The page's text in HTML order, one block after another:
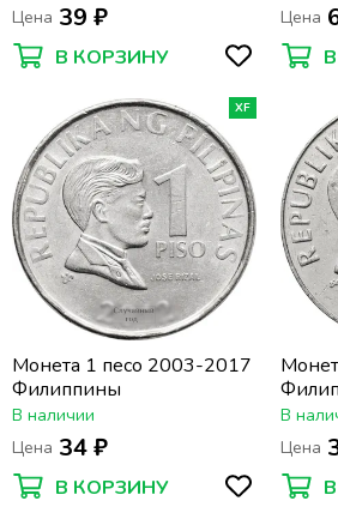
Цена 39 ₽
В КОРЗИНУ
Цена
XF
Монета 1 песо 2003-2017
Филиппины
В наличии
Цена 34 ₽
В КОРЗИНУ
В
Цена